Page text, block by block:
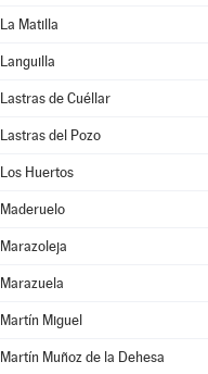
La Matilla
Languilla
Lastras de Cuéllar
Lastras del Pozo
Los Huertos
Maderuelo
Marazoleja
Marazuela
Martín Miguel
Martín Muñoz de la Dehesa